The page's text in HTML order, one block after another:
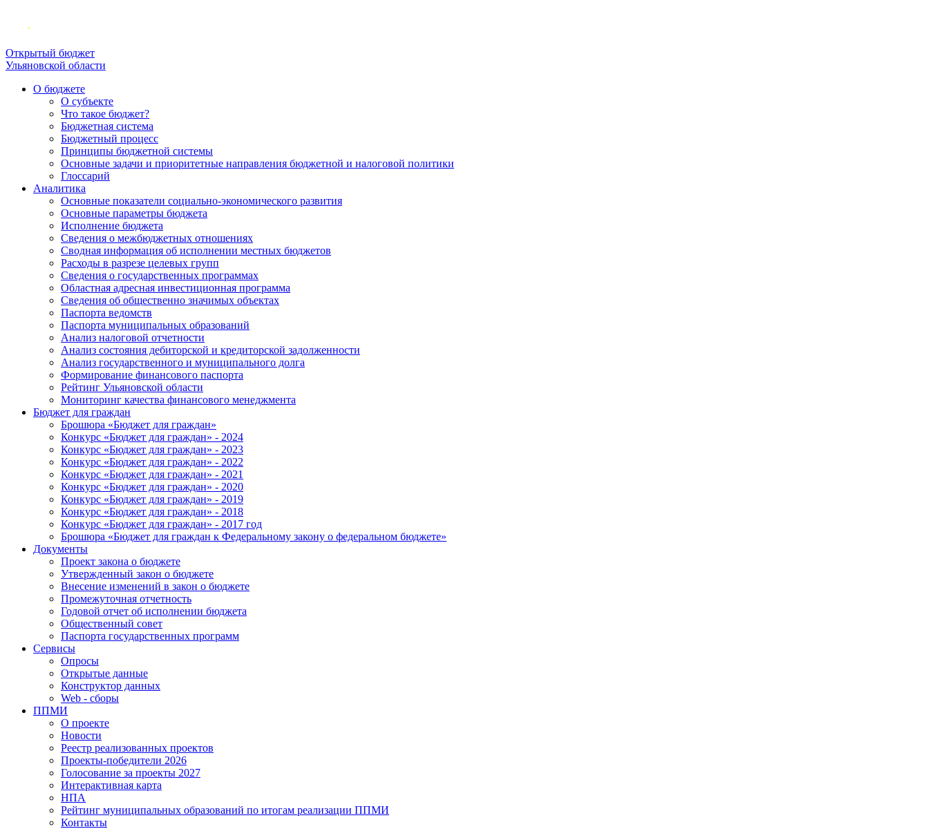
Открытый бюджет
Ульяновской области
О бюджете
О субъекте
Что такое бюджет?
Бюджетная система
Бюджетный процесс
Принципы бюджетной системы
Основные задачи и приоритетные направления бюджетной и налоговой политики
Глоссарий
Аналитика
Основные показатели социально-экономического развития
Основные параметры бюджета
Исполнение бюджета
Сведения о межбюджетных отношениях
Сводная информация об исполнении местных бюджетов
Расходы в разрезе целевых групп
Сведения о государственных программах
Областная адресная инвестиционная программа
Сведения об общественно значимых объектах
Паспорта ведомств
Паспорта муниципальных образований
Анализ налоговой отчетности
Анализ состояния дебиторской и кредиторской задолженности
Анализ государственного и муниципального долга
Формирование финансового паспорта
Рейтинг Ульяновской области
Мониторинг качества финансового менеджмента
Бюджет для граждан
Брошюра «Бюджет для граждан»
Конкурс «Бюджет для граждан» - 2024
Конкурс «Бюджет для граждан» - 2023
Конкурс «Бюджет для граждан» - 2022
Конкурс «Бюджет для граждан» - 2021
Конкурс «Бюджет для граждан» - 2020
Конкурс «Бюджет для граждан» - 2019
Конкурс «Бюджет для граждан» - 2018
Конкурс «Бюджет для граждан» - 2017 год
Брошюра «Бюджет для граждан к Федеральному закону о федеральном бюджете»
Документы
Проект закона о бюджете
Утвержденный закон о бюджете
Внесение изменений в закон о бюджете
Промежуточная отчетность
Годовой отчет об исполнении бюджета
Общественный совет
Паспорта государственных программ
Сервисы
Опросы
Открытые данные
Конструктор данных
Web - сборы
ППМИ
О проекте
Новости
Реестр реализованных проектов
Проекты-победители 2026
Голосование за проекты 2027
Интерактивная карта
НПА
Рейтинг муниципальных образований по итогам реализации ППМИ
Контакты